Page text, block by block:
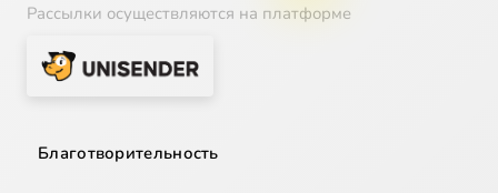
Рассылки осуществляются на платформе
Благотворительность